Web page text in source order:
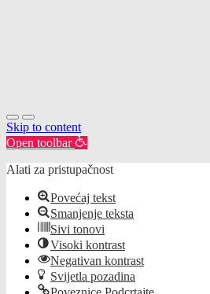
Skip to content
Open toolbar
Alati za pristupačnost
Povećaj tekst
Smanjenje teksta
Sivi tonovi
Visoki kontrast
Negativan kontrast
Svijetla pozadina